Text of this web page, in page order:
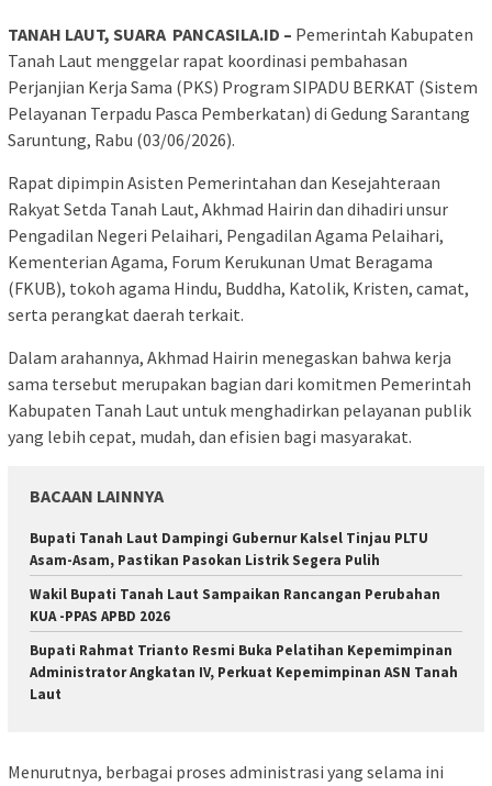
TANAH LAUT, SUARA PANCASILA.ID – Pemerintah Kabupaten
Tanah Laut menggelar rapat koordinasi pembahasan
Perjanjian Kerja Sama (PKS) Program SIPADU BERKAT (Sistem
Pelayanan Terpadu Pasca Pemberkatan) di Gedung Sarantang
Saruntung, Rabu (03/06/2026).
Rapat dipimpin Asisten Pemerintahan dan Kesejahteraan
Rakyat Setda Tanah Laut, Akhmad Hairin dan dihadiri unsur
Pengadilan Negeri Pelaihari, Pengadilan Agama Pelaihari,
Kementerian Agama, Forum Kerukunan Umat Beragama
(FKUB), tokoh agama Hindu, Buddha, Katolik, Kristen, camat,
serta perangkat daerah terkait.
Dalam arahannya, Akhmad Hairin menegaskan bahwa kerja
sama tersebut merupakan bagian dari komitmen Pemerintah
Kabupaten Tanah Laut untuk menghadirkan pelayanan publik
yang lebih cepat, mudah, dan efisien bagi masyarakat.
BACAAN LAINNYA
Bupati Tanah Laut Dampingi Gubernur Kalsel Tinjau PLTU
Asam-Asam, Pastikan Pasokan Listrik Segera Pulih
Wakil Bupati Tanah Laut Sampaikan Rancangan Perubahan
KUA -PPAS APBD 2026
Bupati Rahmat Trianto Resmi Buka Pelatihan Kepemimpinan
Administrator Angkatan IV, Perkuat Kepemimpinan ASN Tanah
Laut
Menurutnya, berbagai proses administrasi yang selama ini